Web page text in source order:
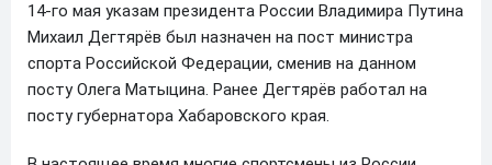
14-го мая указам президента России Владимира Путина
Михаил Дегтярёв был назначен на пост министра
спорта Российской Федерации, сменив на данном
посту Олега Матыцина. Ранее Дегтярёв работал на
посту губернатора Хабаровского края.